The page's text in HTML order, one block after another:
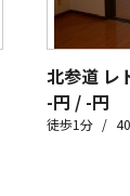
北参道 レ
-円 / -円
徒歩1分